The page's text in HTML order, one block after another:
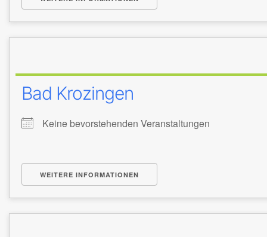
Bad Krozingen
Keine bevorstehenden Veranstaltungen
WEITERE INFORMATIONEN